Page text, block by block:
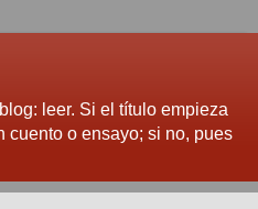
leer. Si el título empieza
cuento o ensayo; si no, pues